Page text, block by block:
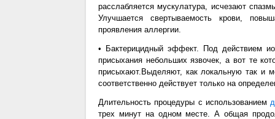
расслабляется мускулатура, исчезают
Улучшается свертываемость крови,
проявления аллергии.
• Бактерицидный эффект. Под действием
присыхания небольших язвочек, а вот те
присыхают.Выделяют, как локальную так и
соответственно действует только на
Длительность процедуры с использованием
трех минут на одном месте. А общая